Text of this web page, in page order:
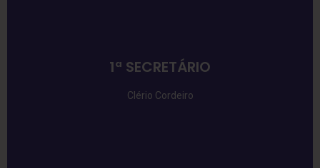
1ª SECRETÁRIO
Clério Cordeiro